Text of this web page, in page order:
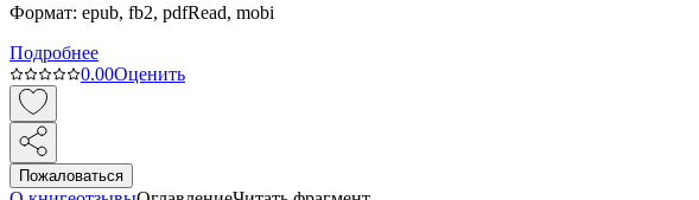
Формат: epub, fb2, pdfRead, mobi
Подробнее
0.00Оценить
Пожаловаться